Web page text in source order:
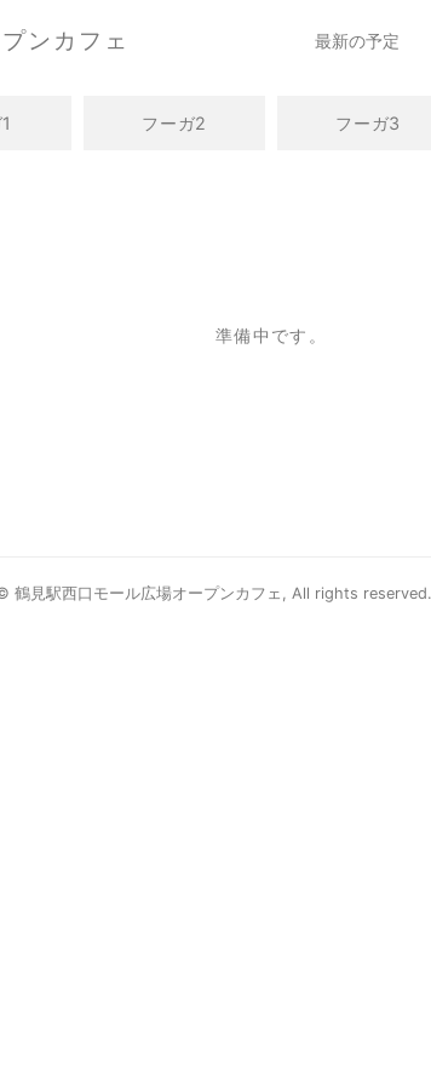
ンカフェ 最新の予定
フーガ2 フーガ3
準備中です。
鶴見駅西口モール広場オープンカフェ, All rights reserved.